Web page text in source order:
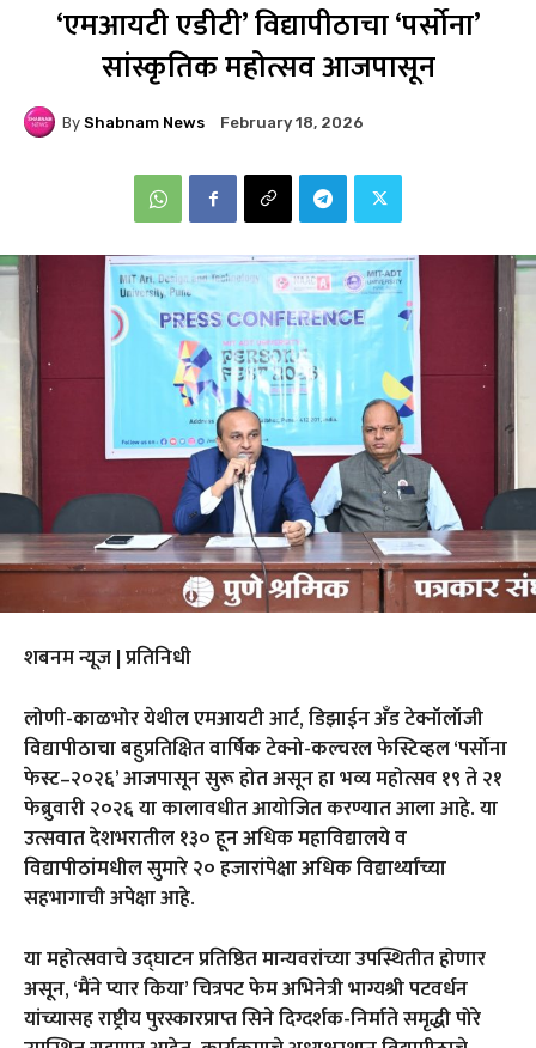
‘एमआयटी एडीटी’ विद्यापीठाचा ‘पर्सोना’
सांस्कृतिक महोत्सव आजपासून
By Shabnam News February 18, 2026
शबनम न्यूज | प्रतिनिधी
लोणी-काळभोर येथील एमआयटी आर्ट, डिझाईन अँड टेक्नॉलॉजी
विद्यापीठाचा बहुप्रतिक्षित वार्षिक टेक्नो-कल्चरल फेस्टिव्हल ‘पर्सोना
फेस्ट–२०२६’ आजपासून सुरू होत असून हा भव्य महोत्सव १९ ते २१
फेब्रुवारी २०२६ या कालावधीत आयोजित करण्यात आला आहे. या
उत्सवात देशभरातील १३० हून अधिक महाविद्यालये व
विद्यापीठांमधील सुमारे २० हजारांपेक्षा अधिक विद्यार्थ्यांच्या
सहभागाची अपेक्षा आहे.
या महोत्सवाचे उद्घाटन प्रतिष्ठित मान्यवरांच्या उपस्थितीत होणार
असून, ‘मैंने प्यार किया’ चित्रपट फेम अभिनेत्री भाग्यश्री पटवर्धन
यांच्यासह राष्ट्रीय पुरस्कारप्राप्त सिने दिग्दर्शक-निर्माते समृद्धी पोरे